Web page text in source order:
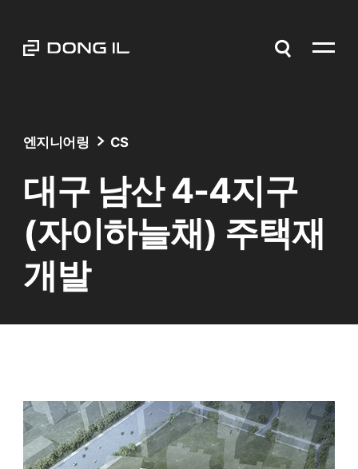
엔지니어링 CS
대구 남산 4-4지구
(자이하늘채) 주택재
개발